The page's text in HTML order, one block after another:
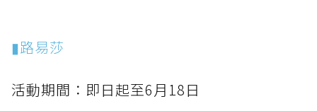
▮路易莎
活動期間：即日起至6月18日